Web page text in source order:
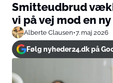
Smitteudbrud
vi på vej mod en
Alberte Clausen•7. maj 2026
Følg nyheder24.dk på